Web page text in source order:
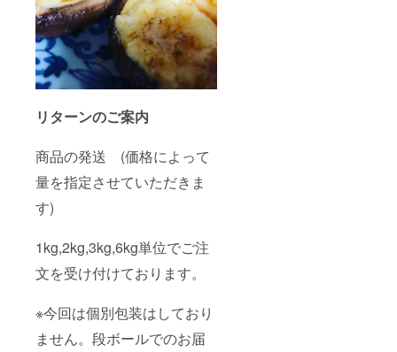
リターンのご案内
商品の発送 (価格によって
量を指定させていただきま
す)
1kg,2kg,3kg,6kg単位でご注
文を受け付けております。
※今回は個別包装はしており
ません。段ボールでのお届